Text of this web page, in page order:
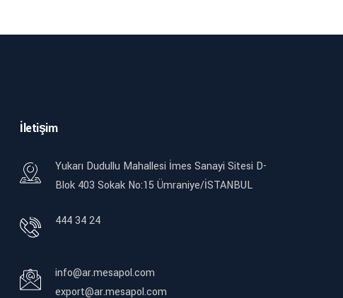
İletişim
Yukarı Dudullu Mahallesi İmes Sanayi Sitesi D-
Blok 403 Sokak No:15 Ümraniye/İSTANBUL
444 34 24
info@ar.mesapol.com
export@ar.mesapol.com